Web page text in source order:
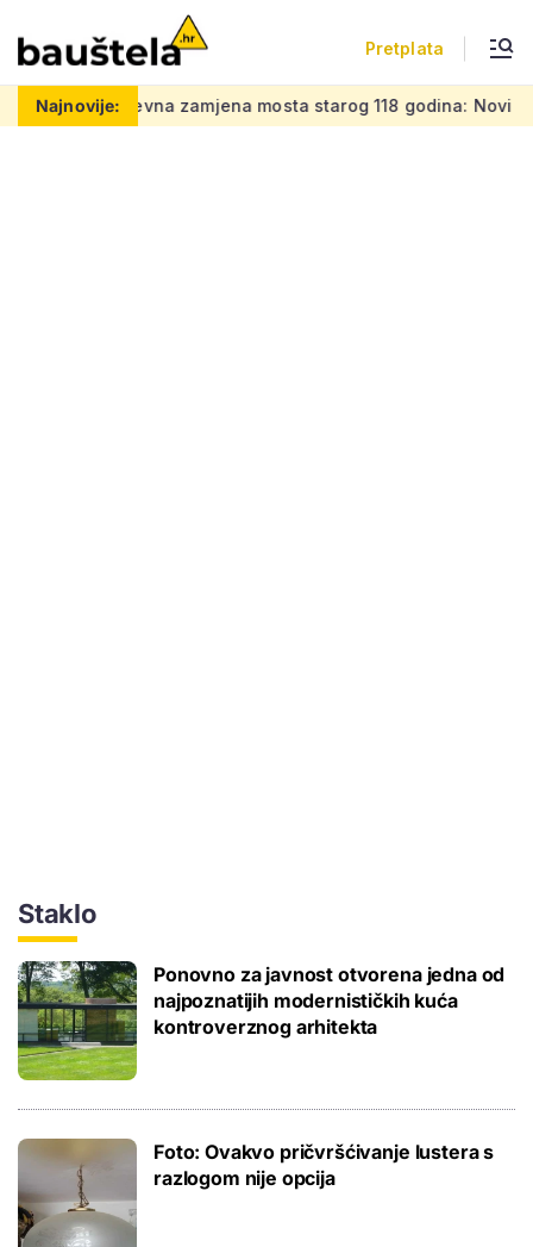
Pretplata
Najnovije:
Zahtjevna zamjena mosta starog 118 godina: Novi čelični
Staklo
Ponovno za javnost otvorena jedna od
najpoznatijih modernističkih kuća
kontroverznog arhitekta
Foto: Ovakvo pričvršćivanje lustera s
razlogom nije opcija